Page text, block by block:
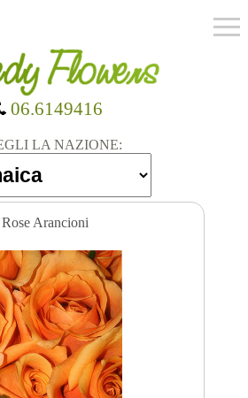
LA NAZIONE:
06.6149416
Arancioni